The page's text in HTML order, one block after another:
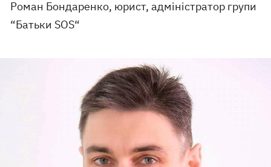
Роман Бондаренко, юрист, адміністратор групи
“Батьки SOS“